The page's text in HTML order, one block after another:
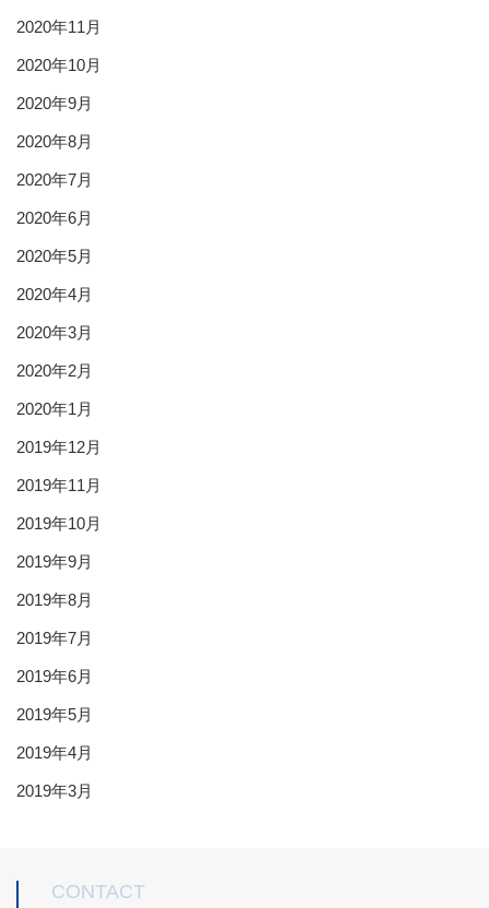
2020年11月
2020年10月
2020年9月
2020年8月
2020年7月
2020年6月
2020年5月
2020年4月
2020年3月
2020年2月
2020年1月
2019年12月
2019年11月
2019年10月
2019年9月
2019年8月
2019年7月
2019年6月
2019年5月
2019年4月
2019年3月
CONTACT